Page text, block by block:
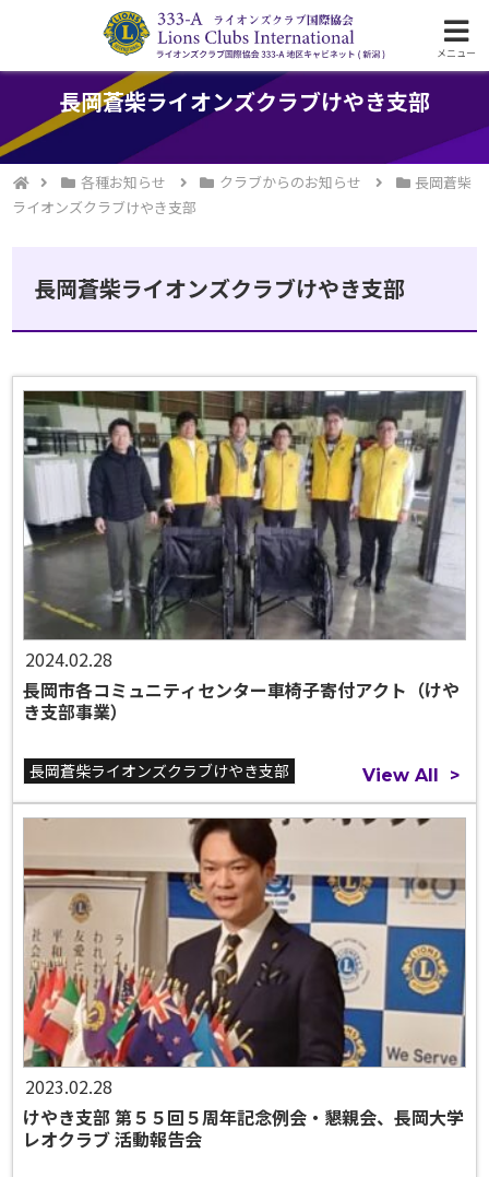
ライオンズクラブ国際協会333-A地区の活動
長岡蒼柴ライオンズクラブけやき支部
各種お知らせ クラブからのお知らせ
長岡蒼柴
ライオンズクラブけやき支部
長岡蒼柴ライオンズクラブけやき支部
2024.02.28
長岡市各コミュニティセンター車椅子寄付アクト（けや
き支部事業）
長岡蒼柴ライオンズクラブけやき支部 View All >
2023.02.28
けやき支部 第５５回５周年記念例会・懇親会、長岡大学
レオクラブ 活動報告会
メニュー